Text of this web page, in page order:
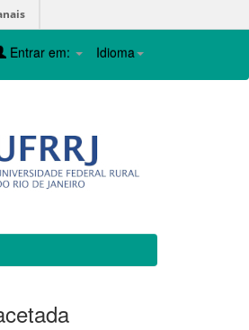
Idioma
Entrar em: